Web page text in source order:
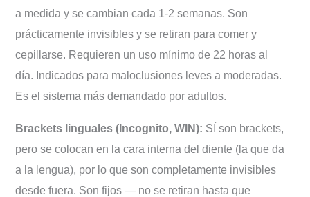
a medida y se cambian cada 1-2 semanas. Son
prácticamente invisibles y se retiran para comer y
cepillarse. Requieren un uso mínimo de 22 horas al
día. Indicados para maloclusiones leves a moderadas.
Es el sistema más demandado por adultos.
Brackets linguales (Incognito, WIN): SÍ son brackets,
pero se colocan en la cara interna del diente (la que da
a la lengua), por lo que son completamente invisibles
desde fuera. Son fijos — no se retiran hasta que